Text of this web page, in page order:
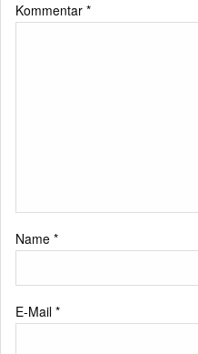
Kommentar *
Name *
E-Mail *